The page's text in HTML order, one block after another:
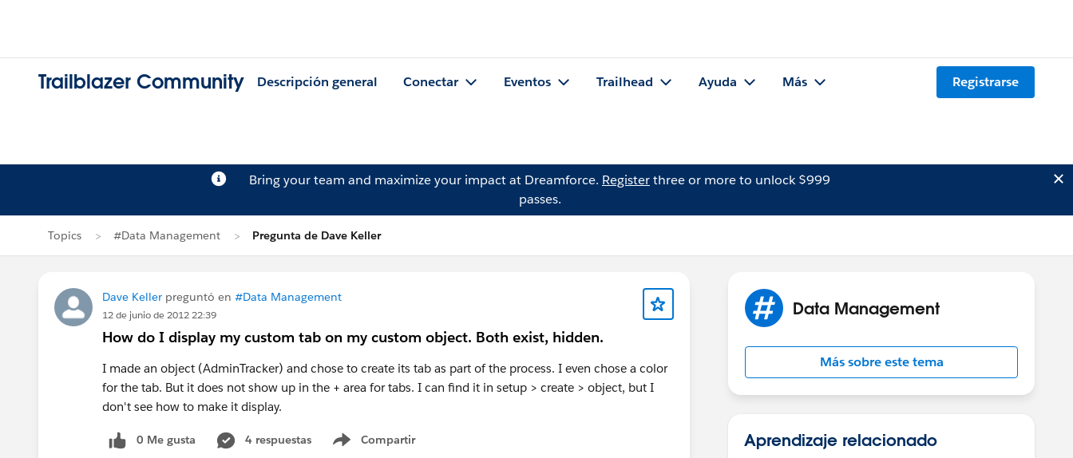
Trailblazer Community Descripción general Conectar Eventos Trailhead Ayuda Más Registrarse
Bring your team and maximize your impact at Dreamforce. Registerthree or more to unlock $999
passes.
Topics #Data Management Pregunta de Dave Keller
Dave Keller preguntó en #Data Management
12 de junio de 2012 22:39
How do I display my custom tab on my custom object. Both exist, hidden.
I made an object (AdminTracker) and chose to create its tab as part of the process. I even chose a color
for the tab. But it does not show up in the + area for tabs. I can find it in setup > create > object, but I
don't see how to make it display.
0 Me gusta 4 respuestas Compartir
Show menu
Data Management
Más sobre este tema
Aprendizaje relacionado